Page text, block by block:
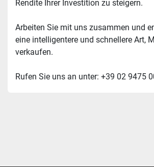
Rendite Ihrer Investition zu steigern.
Arbeiten Sie mit uns zusammen und
eine intelligentere und schnellere Art,
verkaufen.
Rufen Sie uns an unter: +39 02 9475